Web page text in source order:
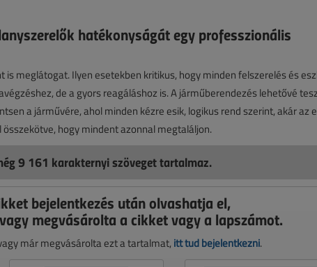
hatékonyságát egy professzionális
is meglátogat. Ilyen esetekben kritikus, hogy minden felszerelés és
de a gyors reagáláshoz is. A járműberendezés lehetővé
a járművére, ahol minden kézre esik, logikus rend szerint, akár az
hogy mindent azonnal megtaláljon.
9 161 karakternyi szöveget tartalmaz.
bejelentkezés után olvashatja el,
megvásárolta a cikket vagy a lapszámot.
már megvásárolta ezt a tartalmat, itt tud bejelentkezni.